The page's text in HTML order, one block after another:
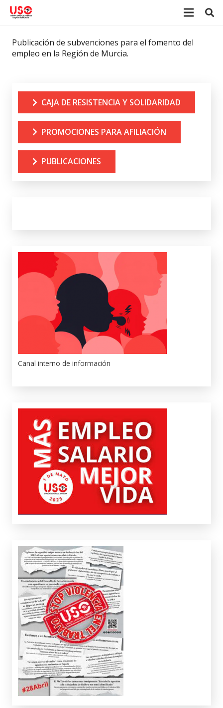
Publicación de subvenciones para el fomento del
empleo en la Región de Murcia.
CAJA DE RESISTENCIA Y SOLIDARIDAD
PROMOCIONES PARA AFILIACIÓN
PUBLICACIONES
Canal interno de información